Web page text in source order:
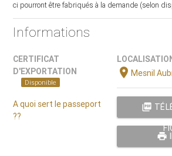
ci pourront être fabriqués à la demande (selon
Informations
CERTIFICAT
D'EXPORTATION
Disponible
A quoi sert le passeport
??
location_onMesnil
picture_as_pdf
print